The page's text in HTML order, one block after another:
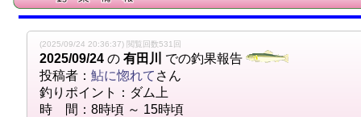
(2025/09/24 20:36:37) 閲覧回数531回
2025/09/24 の 有田川
での釣果報告
投稿者： 鮎に惚れて さん
釣りポイント：ダム上
時 間：8時頃 ～ 15時頃